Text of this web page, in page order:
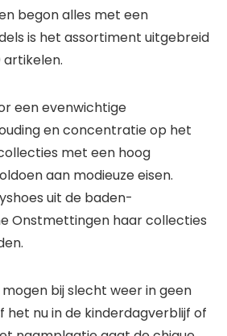
begon alles met een
is het assortiment uitgebreid
een evenwichtige
en concentratie op het
met een hoog
aan modieuze eisen.
uit de baden-
Onstmettingen haar collecties
mogen bij slecht weer in geen
het nu in de kinderdagverblijf of